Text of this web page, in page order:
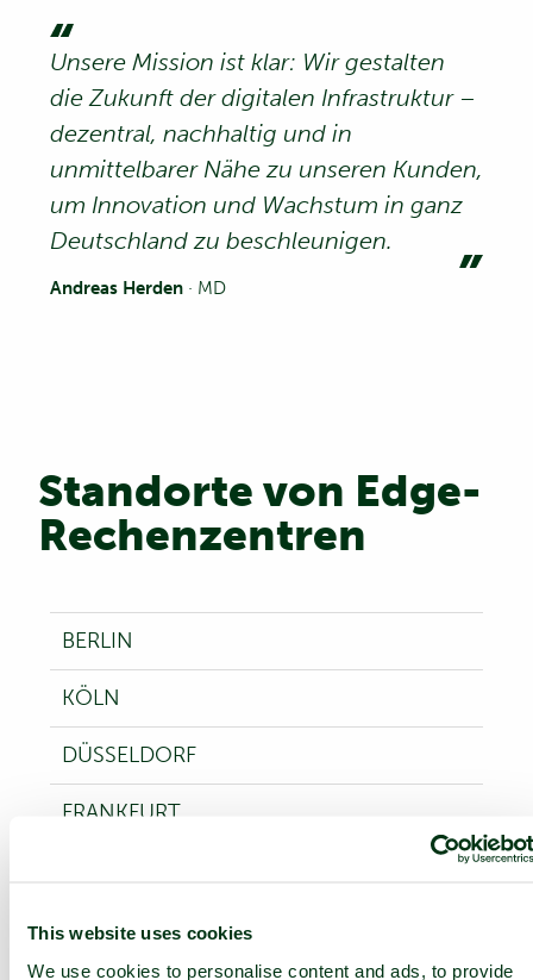
This website uses cookies
We use cookies to personalise content and ads, to provide
Unsere Mission ist klar: Wir gestalten
die Zukunft der digitalen Infrastruktur –
dezentral, nachhaltig und in
unmittelbarer Nähe zu unseren Kunden,
um Innovation und Wachstum in ganz
Deutschland zu beschleunigen.
Andreas Herden · MD
Standorte von Edge-
Rechenzentren
BERLIN
KÖLN
DÜSSELDORF
FRANKFURT
HANNOVER